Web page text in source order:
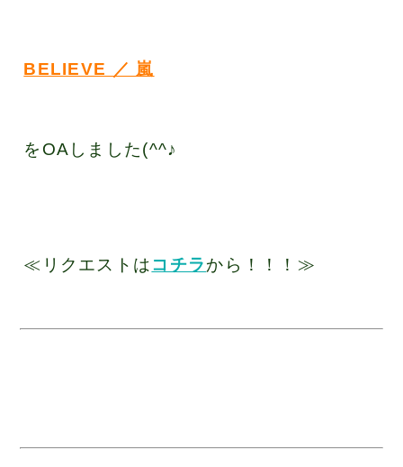
BELIEVE ／ 嵐
をOAしました(^^♪
≪リクエストはコチラから！！！≫